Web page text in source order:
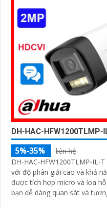
DH-HAC-HFW1200TLMP-
5%-35%
liên hệ
DH-HAC-HFW1200TLMP-IL-
với độ phân giải cao và khả năng
được tích hợp micro và loa
bạn dễ dàng quan sát và